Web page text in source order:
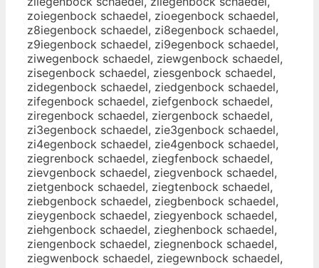
zoiegenbock schaedel, zioegenbock schaedel,
z8iegenbock schaedel, zi8egenbock schaedel,
z9iegenbock schaedel, zi9egenbock schaedel,
ziwegenbock schaedel, ziewgenbock schaedel,
zisegenbock schaedel, ziesgenbock schaedel,
zidegenbock schaedel, ziedgenbock schaedel,
zifegenbock schaedel, ziefgenbock schaedel,
ziregenbock schaedel, ziergenbock schaedel,
zi3egenbock schaedel, zie3genbock schaedel,
zi4egenbock schaedel, zie4genbock schaedel,
ziegrenbock schaedel, ziegfenbock schaedel,
zievgenbock schaedel, ziegvenbock schaedel,
zietgenbock schaedel, ziegtenbock schaedel,
ziebgenbock schaedel, ziegbenbock schaedel,
zieygenbock schaedel, ziegyenbock schaedel,
ziehgenbock schaedel, zieghenbock schaedel,
ziengenbock schaedel, ziegnenbock schaedel,
ziegwenbock schaedel, ziegewnbock schaedel,